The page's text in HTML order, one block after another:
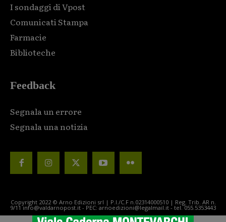
I sondaggi di Vpost
Comunicati Stampa
Farmacie
Biblioteche
Feedback
Segnala un errore
Segnala una notizia
Copyright 2022 © Arno Edizioni srl | P.I./C.F n.02314000510 | Reg. Trib. AR n.
9/11 info@valdarnopost.it - PEC: arnoedizioni@legalmail.it - tel. 055.5353443